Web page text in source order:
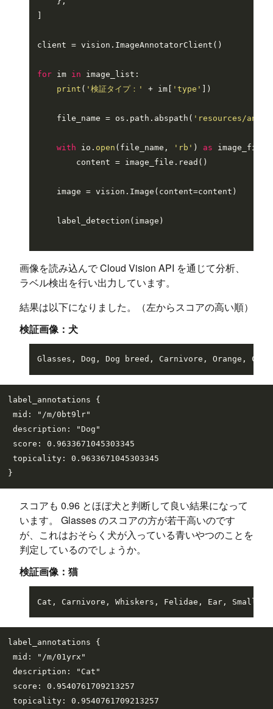
client = vision.ImageAnnotatorClient()
for im in image_list:
print ( '検証タイプ：' + im[ 'type' ])
    file_name = os.path.abspath(
'resources/
with io. open (file_name, 'rb' ) as image_file:
        content = image_file.read()
    image = vision.Image(content=content)
    label_detection(image)
画像を読み込んで Cloud Vision API を通じて分析、
ラベル検出を行い出力しています。
結果は以下になりました。（左からスコアの高い順）
検証画像：犬
label_annotations {
mid: "/m/0bt9lr"
description: "Dog"
score: 0.9633671045303345
topicality: 0.9633671045303345
スコアも 0.96 とほぼ犬と判断して良い結果になって
います。 Glasses のスコアの方が若干高いのです
が、これはおそらく犬が入っている青いやつのことを
判定しているのでしょうか。
検証画像：猫
label_annotations {
mid: "/m/01yrx"
description: "Cat"
score: 0.9540761709213257
topicality: 0.9540761709213257